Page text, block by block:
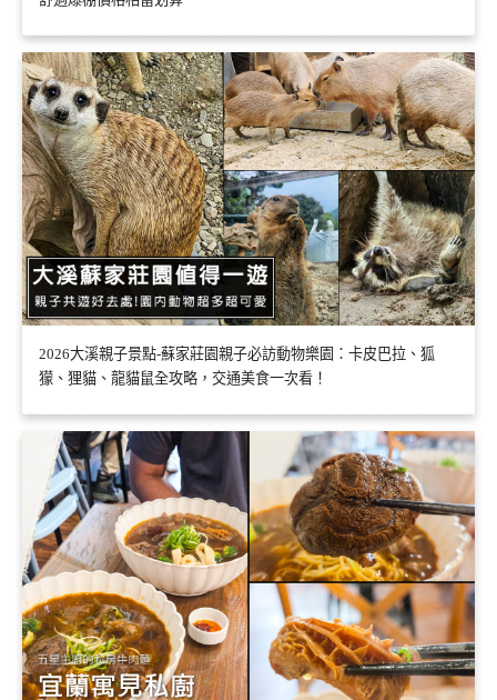
2026大溪親子景點-蘇家莊園親子必訪動物樂園：卡皮巴拉、狐
獴、狸貓、龍貓鼠全攻略，交通美食一次看！